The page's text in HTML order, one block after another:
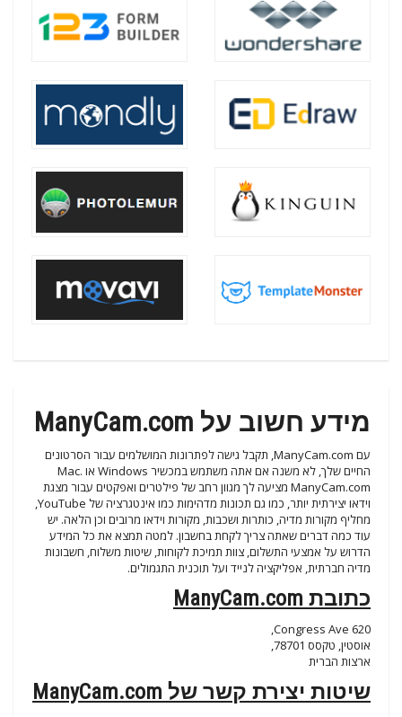
מידע חשוב על ManyCam.com
עם ManyCam.com, תקבל גישה לפתרונות המושלמים עבור הסרטונים
החיים שלך, לא משנה אם אתה משתמש במכשיר Windows או Mac.
ManyCam.com מציעה לך מגוון רחב של פילטרים ואפקטים עבור מצגת
וידאו יצירתית יותר, כמו גם תכונות מדהימות כמו אינטגרציה של YouTube,
מחליף מקורות מדיה, כותרות ושכבות, מקורות וידאו מרובים וכן הלאה. יש
עוד כמה דברים שאתה צריך לקחת בחשבון. למטה תמצא את כל המידע
הדרוש על אמצעי התשלום, צוות תמיכת לקוחות, שיטות משלוח, חשבונות
מדיה חברתית, אפליקציה לנייד ועל תוכנית התגמולים.
כתובת ManyCam.com
620 Congress Ave,
אוסטין, טקסס 78701,
ארצות הברית
שיטות יצירת קשר של ManyCam.com